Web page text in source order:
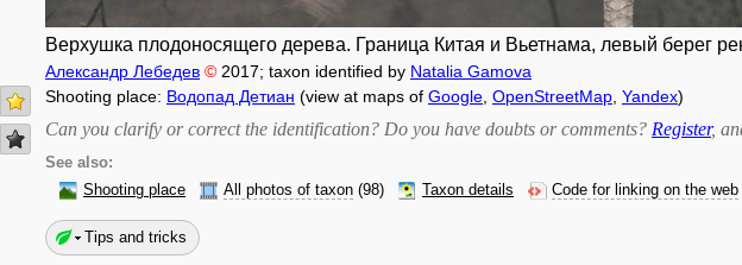
Верхушка плодоносящего дерева. Граница Китая и Вьетнама, левый берег
Александр Лебедев © 2017; taxon identified by Natalia Gamova
Shooting place: Водопад Детиан (view at maps of Google OpenStreetMap Yandex)
Can you clarify or correct the identification? Do you have doubts or comments? Register,
See also:
Shooting place
All photos of taxon (98) Taxon details Code for linking on the web
Tips and tricks